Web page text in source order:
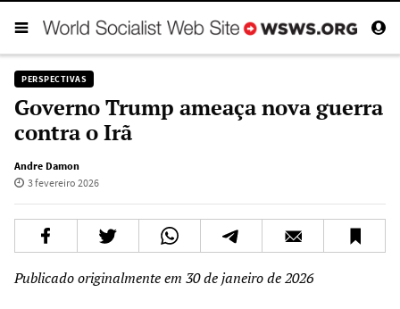
PERSPECTIVAS
Governo Trump ameaça nova guerra
contra o Irã
Andre Damon
3 fevereiro 2026
Publicado originalmente em 30 de janeiro de 2026